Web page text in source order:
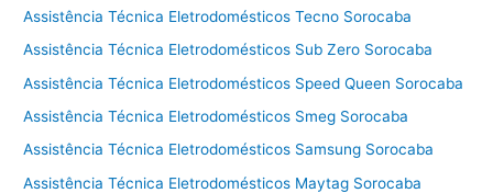
Assistência Técnica Eletrodomésticos Tecno Sorocaba
Assistência Técnica Eletrodomésticos Sub Zero Sorocaba
Assistência Técnica Eletrodomésticos Speed Queen Sorocaba
Assistência Técnica Eletrodomésticos Smeg Sorocaba
Assistência Técnica Eletrodomésticos Samsung Sorocaba
Assistência Técnica Eletrodomésticos Maytag Sorocaba